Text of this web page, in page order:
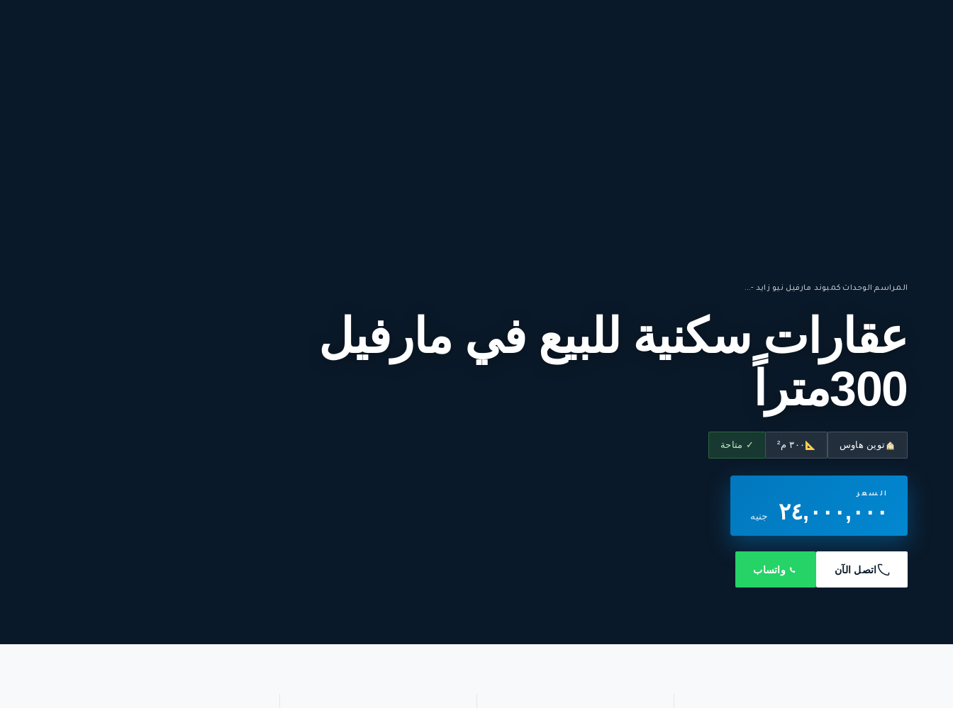
المراسم·الوحدات·كمبوند مارفيل نيو زايد -...
عقارات سكنية للبيع في مارفيل
300متراً
توين هاوس ٣٠٠ م² ✓ متاحة
السعر
٢٤,٠٠٠,٠٠٠ جنيه
اتصل الآن واتساب